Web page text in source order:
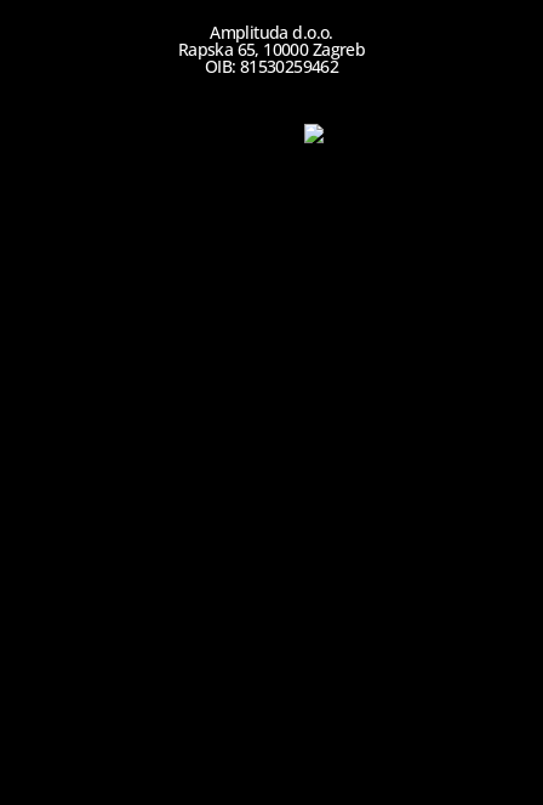
Amplituda d.o.o.
Rapska 65, 10000 Zagreb
OIB: 81530259462